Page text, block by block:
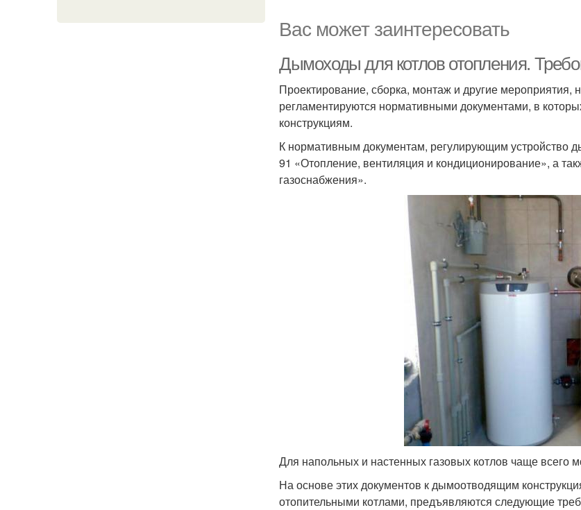
Вас может заинтересовать
Дымоходы для котлов отопления.
Проектирование, сборка, монтаж и другие
регламентируются нормативными документами, в
конструкциям.
К нормативным документам, регулирующим устройство
91 «Отопление, вентиляция и кондиционирование», а
газоснабжения».
Для напольных и настенных газовых котлов чаще всего
На основе этих документов к дымоотводящим
отопительными котлами, предъявляются следующие